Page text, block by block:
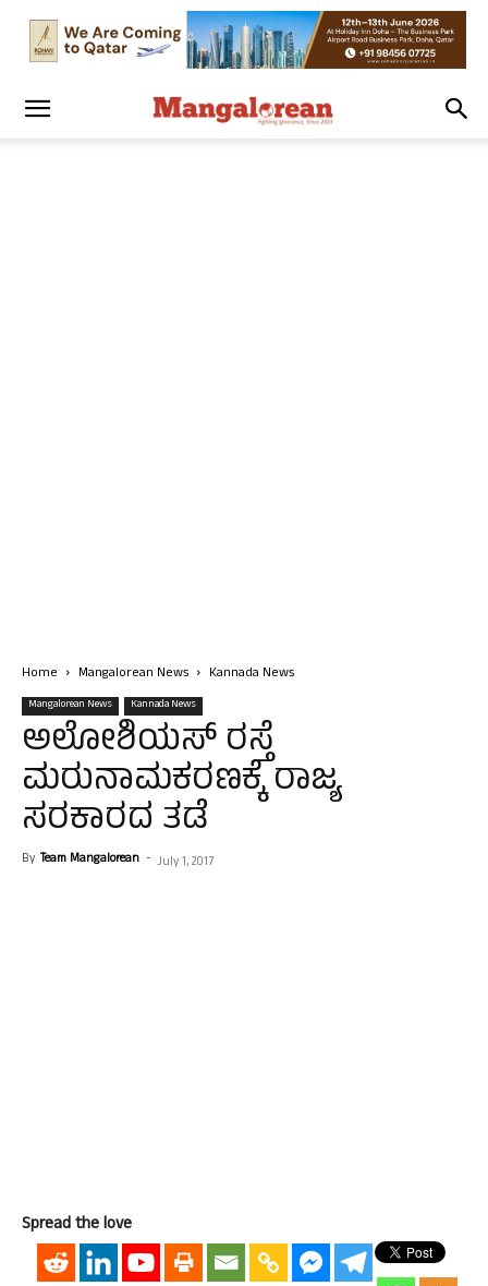
Home Mangalorean News Kannada News
Mangalorean News Kannada News
ಅಲೋಶಿಯಸ್ ರಸ್ತೆ
ಮರುನಾಮಕರಣಕ್ಕೆ ರಾಜ್ಯ
ಸರಕಾರದ ತಡೆ
By Team Mangalorean - July 1, 2017
Spread the love